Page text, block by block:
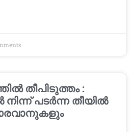
തീപിടുത്തം :
നിന്ന് പടർന്ന തീയിൽ